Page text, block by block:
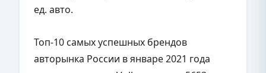
ед. авто.
Топ-10 самых успешных брендов
авторынка России в январе 2021 года